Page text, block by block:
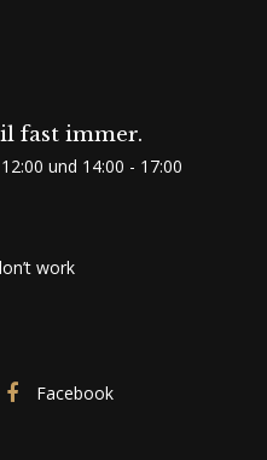
fast immer.
und 14:00 - 17:00
work
Facebook